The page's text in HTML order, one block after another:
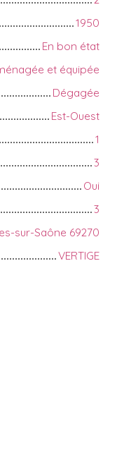
1950
En bon état
et équipée
Dégagée
Est-Ouest
1
3
Oui
3
sur-Saône 69270
VERTIGE